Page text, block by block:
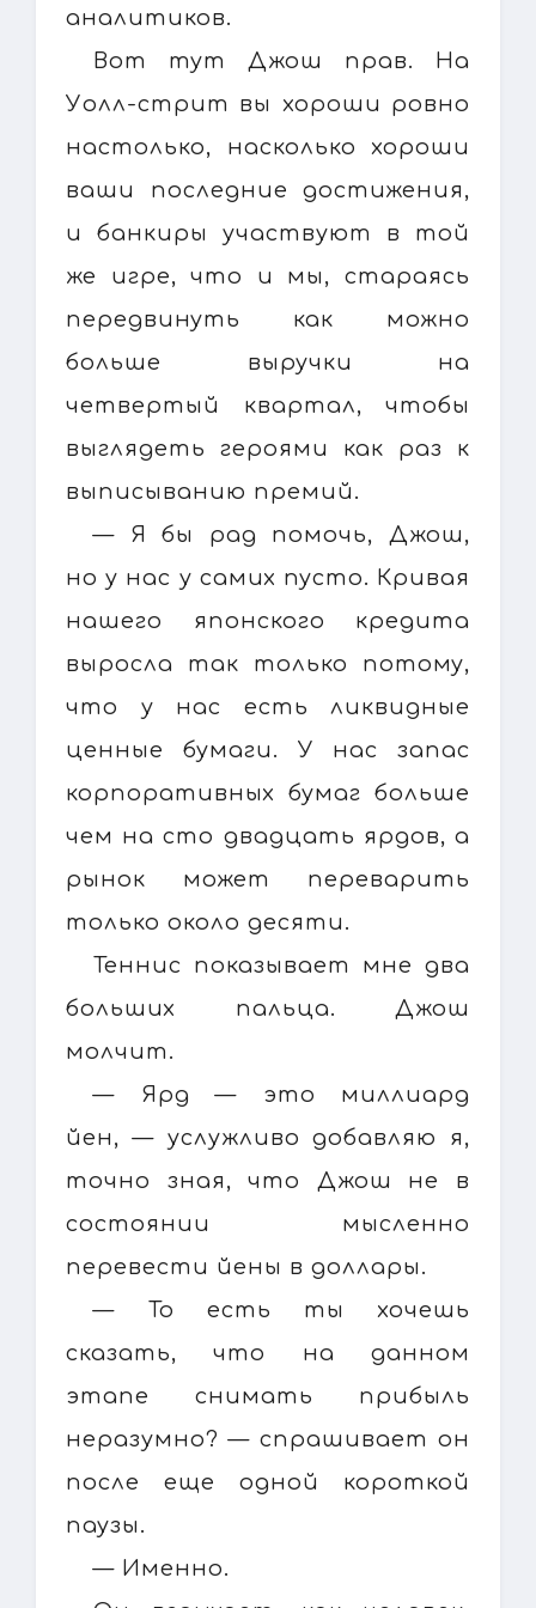
аналитиков.
Вот тут Джош прав. На
Уолл-стрит вы хороши ровно
настолько, насколько хороши
ваши последние достижения,
и банкиры участвуют в той
же игре, что и мы, стараясь
передвинуть как можно
больше выручки на
четвертый квартал, чтобы
выглядеть героями как раз к
выписыванию премий.
— Я бы рад помочь, Джош,
но у нас у самих пусто. Кривая
нашего японского кредита
выросла так только потому,
что у нас есть ликвидные
ценные бумаги. У нас запас
корпоративных бумаг больше
чем на сто двадцать ярдов, а
рынок может переварить
только около десяти.
Теннис показывает мне два
больших пальца. Джош
молчит.
— Ярд — это миллиард
йен, — услужливо добавляю я,
точно зная, что Джош не в
состоянии мысленно
перевести йены в доллары.
— То есть ты хочешь
сказать, что на данном
этапе снимать прибыль
неразумно? — спрашивает он
после еще одной короткой
паузы.
— Именно.